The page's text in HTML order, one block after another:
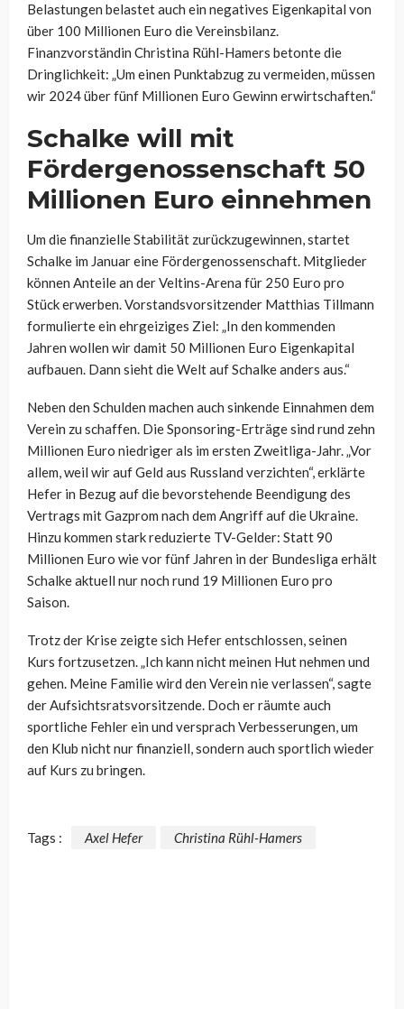
Belastungen belastet auch ein negatives Eigenkapital von
über 100 Millionen Euro die Vereinsbilanz.
Finanzvorständin Christina Rühl-Hamers betonte die
Dringlichkeit: „Um einen Punktabzug zu vermeiden, müssen
wir 2024 über fünf Millionen Euro Gewinn erwirtschaften.“
Schalke will mit
Fördergenossenschaft 50
Millionen Euro einnehmen
Um die finanzielle Stabilität zurückzugewinnen, startet
Schalke im Januar eine Fördergenossenschaft. Mitglieder
können Anteile an der Veltins-Arena für 250 Euro pro
Stück erwerben. Vorstandsvorsitzender Matthias Tillmann
formulierte ein ehrgeiziges Ziel: „In den kommenden
Jahren wollen wir damit 50 Millionen Euro Eigenkapital
aufbauen. Dann sieht die Welt auf Schalke anders aus.“
Neben den Schulden machen auch sinkende Einnahmen dem
Verein zu schaffen. Die Sponsoring-Erträge sind rund zehn
Millionen Euro niedriger als im ersten Zweitliga-Jahr. „Vor
allem, weil wir auf Geld aus Russland verzichten“, erklärte
Hefer in Bezug auf die bevorstehende Beendigung des
Vertrags mit Gazprom nach dem Angriff auf die Ukraine.
Hinzu kommen stark reduzierte TV-Gelder: Statt 90
Millionen Euro wie vor fünf Jahren in der Bundesliga erhält
Schalke aktuell nur noch rund 19 Millionen Euro pro
Saison.
Trotz der Krise zeigte sich Hefer entschlossen, seinen
Kurs fortzusetzen. „Ich kann nicht meinen Hut nehmen und
gehen. Meine Familie wird den Verein nie verlassen“, sagte
der Aufsichtsratsvorsitzende. Doch er räumte auch
sportliche Fehler ein und versprach Verbesserungen, um
den Klub nicht nur finanziell, sondern auch sportlich wieder
auf Kurs zu bringen.
Tags : Axel Hefer Christina Rühl-Hamers